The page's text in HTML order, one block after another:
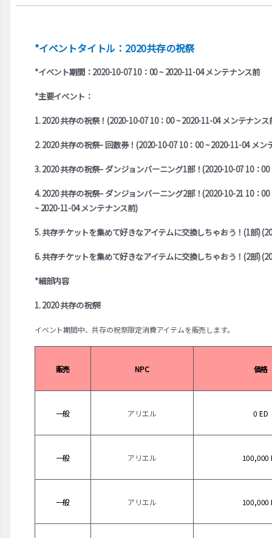
*イベントタイトル：2020共存の祝祭
*イベント期間：2020-10-07 10：00 ~ 2020-11-04 メンテナンス前
*主要イベント：
1. 2020 共存の祝祭！(2020-10-07 10：00 ~ 2020-11-04 メンテナンス
2. 2020 共存の祝祭– 回数券！(2020-10-07 10：00 ~ 2020-11-04 メン
3. 2020 共存の祝祭– ダンジョンバーニング1部！(2020-10-07 10：00
4. 2020 共存の祝祭– ダンジョンバーニング2部！(2020-10-21 10：00
~ 2020-11-04 メンテナンス前)
5. 共存チケットを集めて好きなアイテムに交換しちゃおう！(1部)
6. 共存チケットを集めて好きなアイテムに交換しちゃおう！(2部)
*細部内容
1. 2020 共存の祝祭!
イベント期間中、共存の祝祭限定消費アイテムを販売します。
販売 NPC 価格
一般 アリエル 0 ED
一般 アリエル 100,000
一般 アリエル 100,000